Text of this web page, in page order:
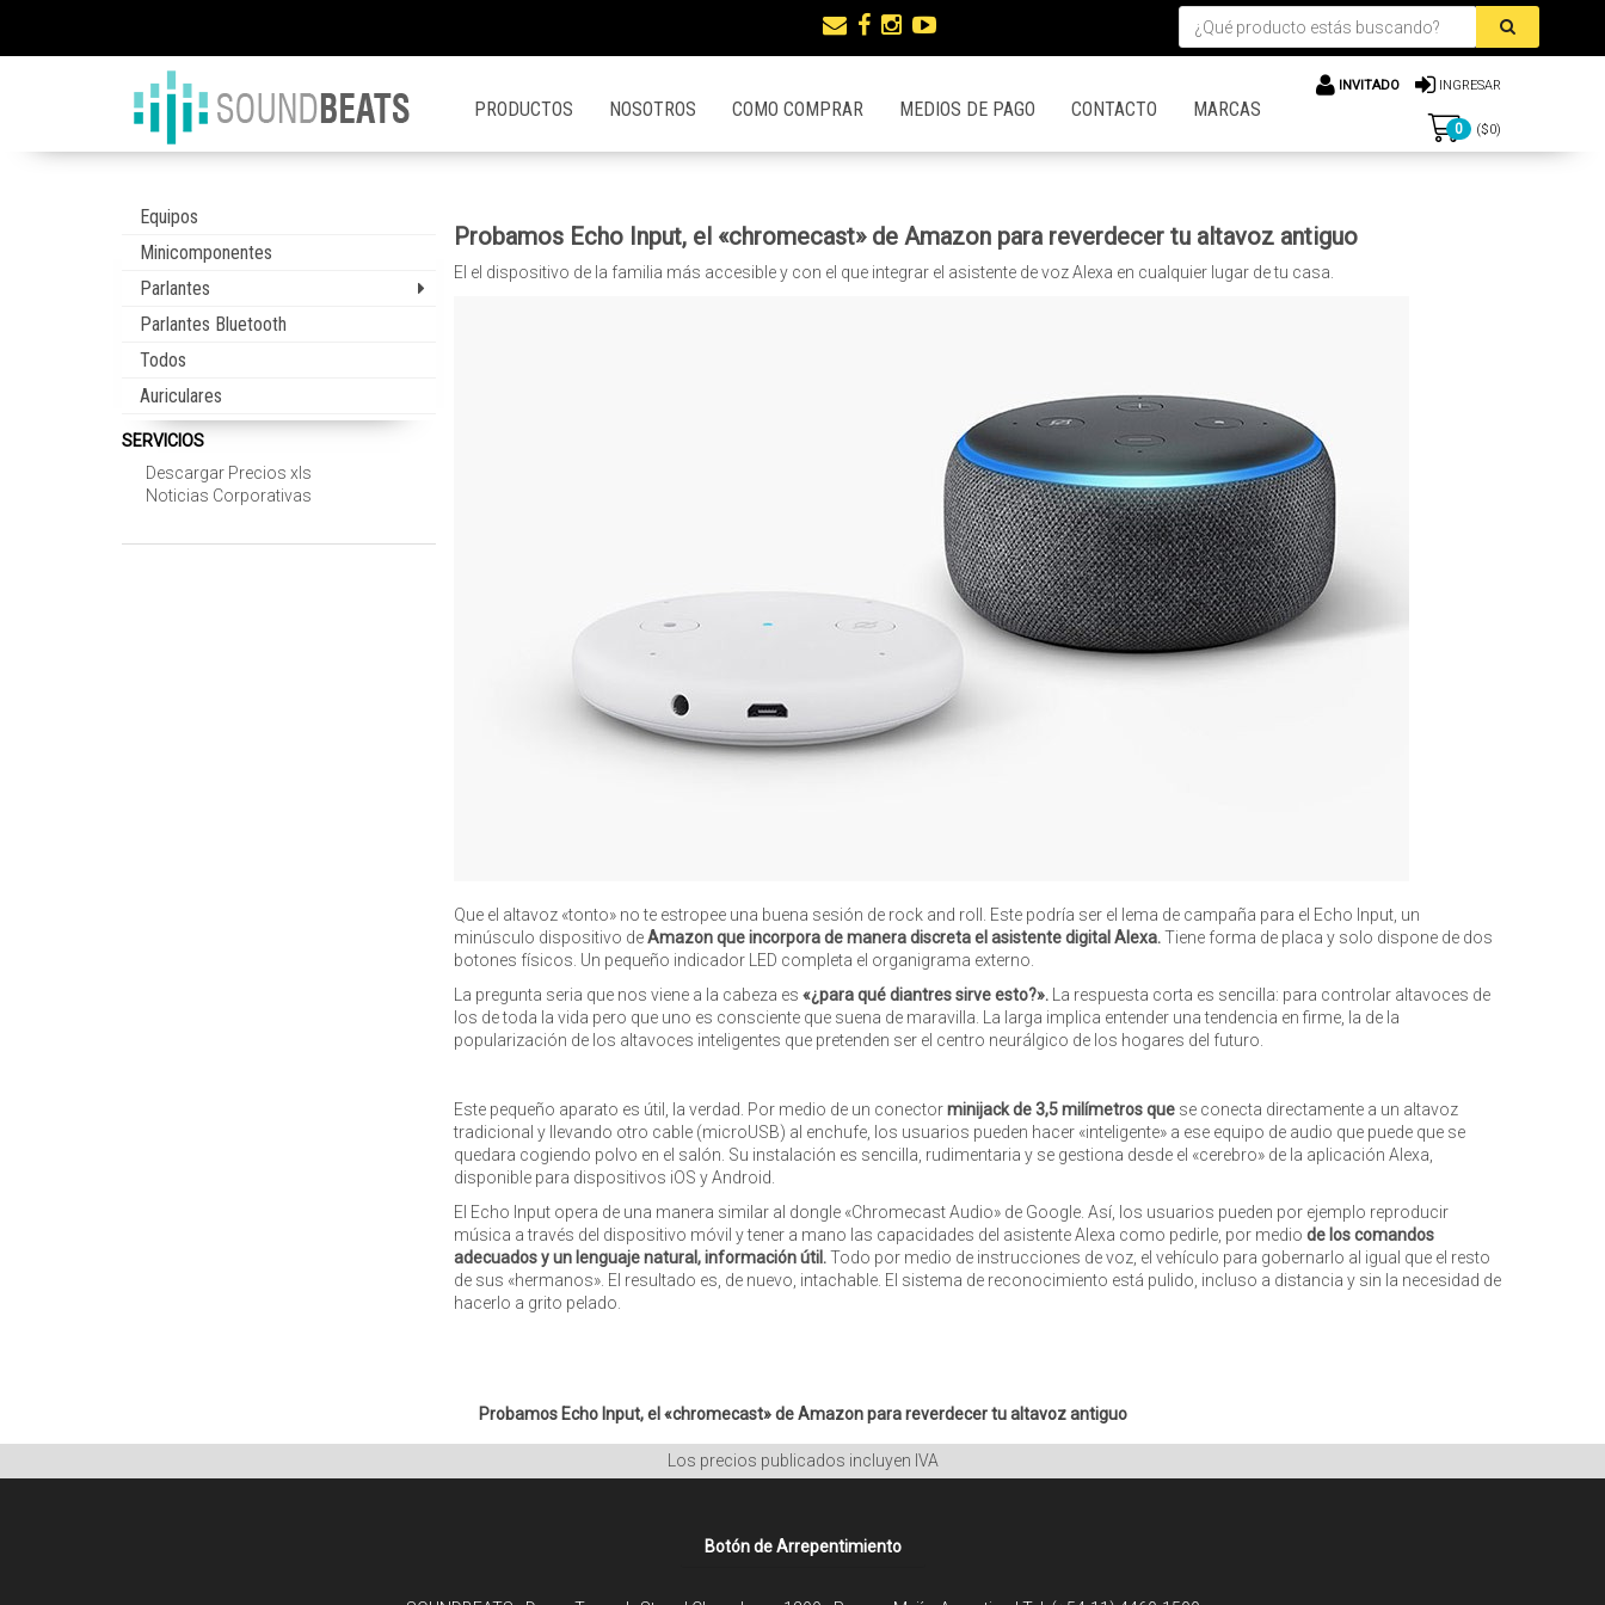
INVITADO INGRESAR
0 ($0)
PRODUCTOS NOSOTROS COMO COMPRAR MEDIOS DE PAGO CONTACTO MARCAS
Equipos
Minicomponentes
Parlantes
Parlantes Bluetooth
Todos
Auriculares
SERVICIOS
Descargar Precios xls
Noticias Corporativas
Probamos Echo Input, el «chromecast» de Amazon para reverdecer tu altavoz antiguo
El el dispositivo de la familia más accesible y con el que integrar el asistente de voz Alexa en cualquier lugar de tu casa.
Que el altavoz «tonto» no te estropee una buena sesión de rock and roll. Este podría ser el lema de campaña para el Echo Input, un
minúsculo dispositivo deAmazon que incorpora de manera discreta el asistente digital Alexa.Tiene forma de placa y solo dispone de dos
botones físicos. Un pequeño indicador LED completa el organigrama externo.
La pregunta seria que nos viene a la cabeza es «¿para qué diantres sirve esto?».La respuesta corta es sencilla: para controlar altavoces de
los de toda la vida pero que uno es consciente que suena de maravilla. La larga implica entender una tendencia en firme, la de la
popularización de los altavoces inteligentes que pretenden ser el centro neurálgico de los hogares del futuro.
Este pequeño aparato es útil, la verdad. Por medio de un conectorminijack de 3,5 milímetros que se conecta directamente a un altavoz
tradicional y llevando otro cable (microUSB) al enchufe, los usuarios pueden hacer «inteligente» a ese equipo de audio que puede que se
quedara cogiendo polvo en el salón. Su instalación es sencilla, rudimentaria y se gestiona desde el «cerebro» de la aplicación Alexa,
disponible para dispositivos iOS y Android.
El Echo Inputopera de una manera similar al dongle «Chromecast Audio» de Google. Así, los usuarios pueden por ejemplo reproducir
música a través del dispositivo móvil y tener a mano las capacidades del asistente Alexa como pedirle, por medio de los comandos
adecuados y un lenguaje natural, información útil.Todo por medio de instrucciones de voz, el vehículo para gobernarlo al igual que el resto
de sus «hermanos». El resultado es, de nuevo, intachable. El sistema de reconocimiento está pulido, incluso a distancia y sin la necesidad de
hacerlo a grito pelado.
Probamos Echo Input, el «chromecast» de Amazon para reverdecer tu altavoz antiguo
Los precios publicados incluyen IVA
Botón de Arrepentimiento